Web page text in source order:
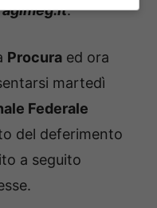
agimeg.it.
Procura ed ora
martedì
Federale
del deferimento
a seguito